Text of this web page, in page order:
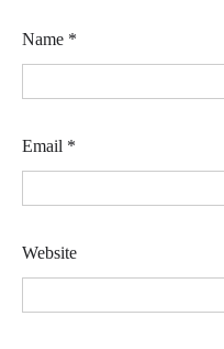
Name *
Email *
Website